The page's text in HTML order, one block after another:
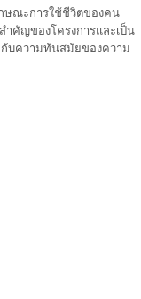
ษณะการใช้ชีวิตของคน
ำคัญของโครงการและเป็น
บความทันสมัยของความ